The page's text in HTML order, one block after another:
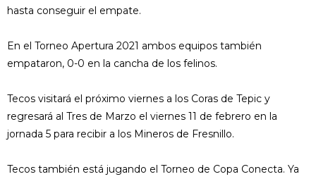
hasta conseguir el empate.
En el Torneo Apertura 2021 ambos equipos también
empataron, 0-0 en la cancha de los felinos.
Tecos visitará el próximo viernes a los Coras de Tepic y
regresará al Tres de Marzo el viernes 11 de febrero en la
jornada 5 para recibir a los Mineros de Fresnillo.
Tecos también está jugando el Torneo de Copa Conecta. Ya